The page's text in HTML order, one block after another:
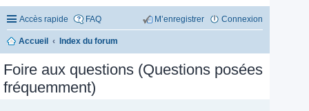
Accès rapide FAQ Connexion
M’enregistrer
Accueil Index du forum
Foire aux questions (Questions posées
fréquemment)